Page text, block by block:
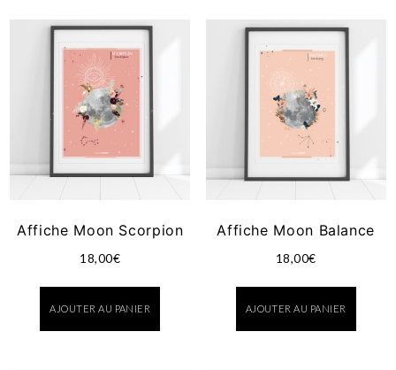
Affiche Moon Scorpion
18,00€
AJOUTER AU PANIER
Affiche Moon Balance
18,00€
AJOUTER AU PANIER